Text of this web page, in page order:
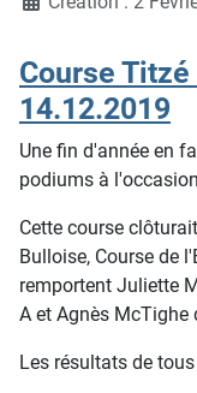
Course
14.12.2019
Une fin d'année en
podiums à
Cette course
Bulloise, Course de
remportent Juliette
A et Agnès McTighe
Les résultats de